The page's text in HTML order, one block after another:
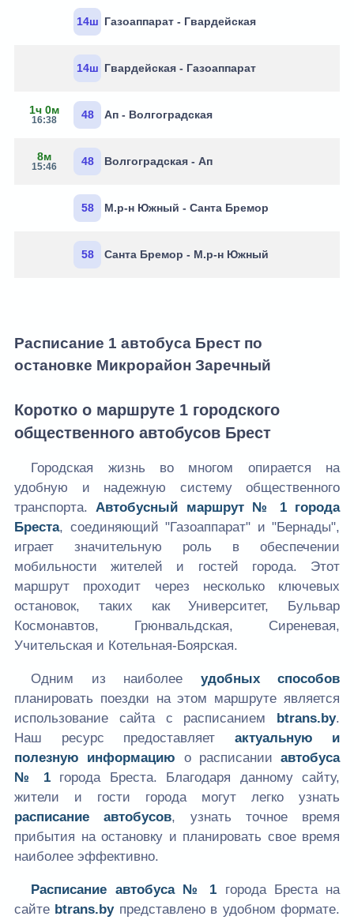
14ш Газоаппарат - Гвардейская
14ш Гвардейская - Газоаппарат
1ч 0м
16:38 48 Ап - Волгоградская
8м
15:46 48 Волгоградская - Ап
58 М.р-н Южный - Санта Бремор
58 Санта Бремор - М.р-н Южный
Расписание 1 автобуса Брест по
остановке Микрорайон Заречный
Коротко о маршруте 1 городского
общественного автобусов Брест
Городская жизнь во многом опирается на
удобную и надежную систему общественного
транспорта.Автобусный маршрут № 1 города
Бреста, соединяющий "Газоаппарат" и "Бернады",
играет значительную роль в обеспечении
мобильности жителей и гостей города. Этот
маршрут проходит через несколько ключевых
остановок, таких как Университет, Бульвар
Космонавтов, Грюнвальдская, Сиреневая,
Учительская и Котельная-Боярская.
Одним из наиболее удобных способов
планировать поездки на этом маршруте является
использование сайта с расписанием btrans.by.
Наш ресурс предоставляет актуальную и
полезную информацию о расписании автобуса
№ 1города Бреста. Благодаря данному сайту,
жители и гости города могут легко узнать
расписание автобусов, узнать точное время
прибытия на остановку и планировать свое время
наиболее эффективно.
Расписание автобуса № 1 города Бреста на
сайте btrans.byпредставлено в удобном формате.